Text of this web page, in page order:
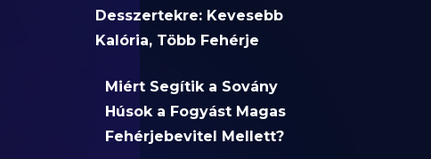
Desszertekre: Kevesebb
Kalória, Több Fehérje
Miért Segítik a Sovány
Húsok a Fogyást Magas
Fehérjebevitel Mellett?